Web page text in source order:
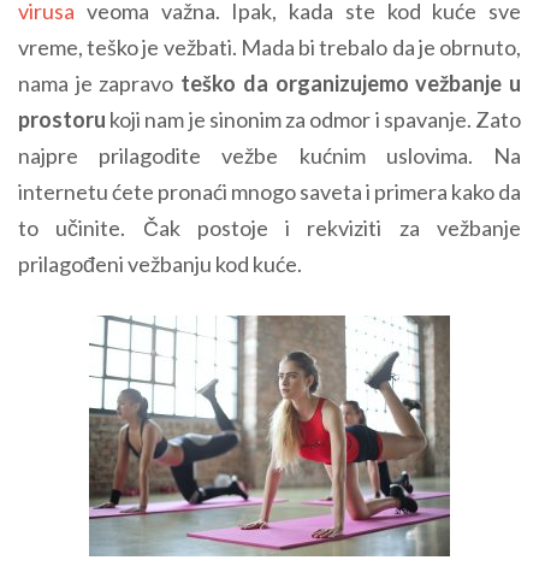
virusa veoma važna. Ipak, kada ste kod kuće sve
vreme, teško je vežbati. Mada bi trebalo da je obrnuto,
nama je zapravo teško da organizujemo vežbanje u
prostoru koji nam je sinonim za odmor i spavanje. Zato
najpre prilagodite vežbe kućnim uslovima. Na
internetu ćete pronaći mnogo saveta i primera kako da
to učinite. Čak postoje i rekviziti za vežbanje
prilagođeni vežbanju kod kuće.